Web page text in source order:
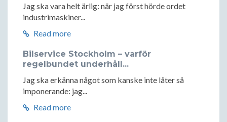
Jag ska vara helt ärlig: när jag först hörde ordet
industrimaskiner...
Read more
Bilservice Stockholm – varför
regelbundet underhåll...
Jag ska erkänna något som kanske inte låter så
imponerande: jag...
Read more